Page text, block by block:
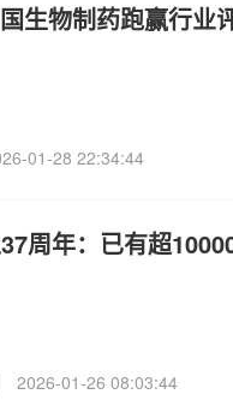
生物制药跑赢行业
01-28 22:34:44
周年：已有超
2026-01-26 08:03:44